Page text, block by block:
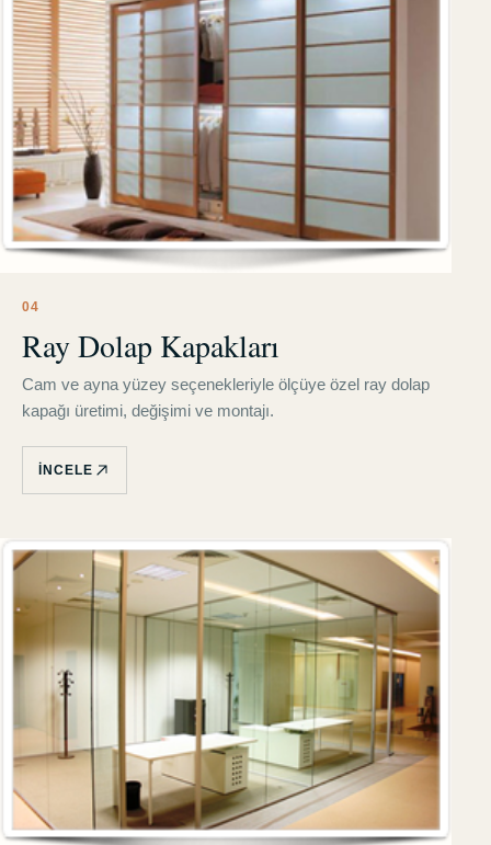
04
Ray Dolap Kapakları
Cam ve ayna yüzey seçenekleriyle ölçüye özel ray dolap
kapağı üretimi, değişimi ve montajı.
İNCELE